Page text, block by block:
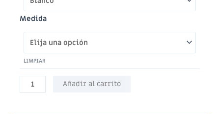
Medida
LIMPIAR
Manivela
para
Añadir al carrito